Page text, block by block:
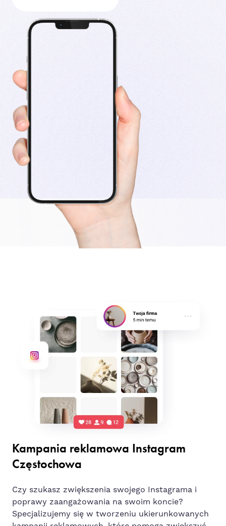
Kampania reklamowa Instagram
Częstochowa
Czy szukasz zwiększenia swojego Instagrama i
poprawy zaangażowania na swoim koncie?
Specjalizujemy się w tworzeniu ukierunkowanych